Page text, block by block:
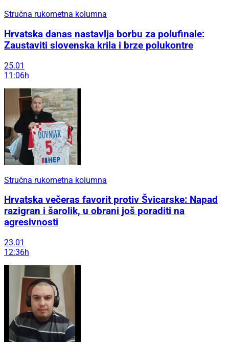
Stručna rukometna kolumna
Hrvatska danas nastavlja borbu za polufinale:
Zaustaviti slovenska krila i brze polukontre
25.01
11:06h
Stručna rukometna kolumna
Hrvatska večeras favorit protiv Švicarske: Napad
razigran i šarolik, u obrani još poraditi na
agresivnosti
23.01
12:36h